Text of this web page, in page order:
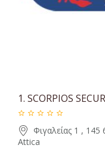
1. SCORPIOS
Φιγαλείας 1 ,
Attica